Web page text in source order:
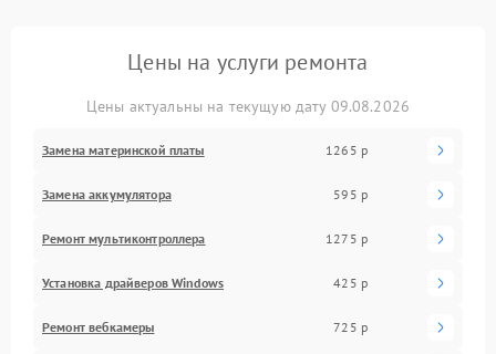
Цены на услуги ремонта
Цены актуальны на текущую дату 09.08.2026
Замена материнской платы 1265 р
Замена аккумулятора 595 р
Ремонт мультиконтроллера 1275 р
Установка драйверов Windows 425 р
Ремонт вебкамеры 725 р